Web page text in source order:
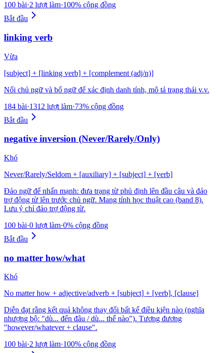
100 bài·2 lượt làm·100% cộng đồng
Bắt đầu
linking verb
Vừa
[subject] + [linking verb] + [complement (adj/n)]
Nối chủ ngữ và bổ ngữ để xác định danh tính, mô tả trạng thái v.v.
184 bài·1312 lượt làm·73% cộng đồng
Bắt đầu
negative inversion (Never/Rarely/Only)
Khó
Never/Rarely/Seldom + [auxiliary] + [subject] + [verb]
Đảo ngữ để nhấn mạnh: đưa trạng từ phủ định lên đầu câu và đảo
trợ động từ lên trước chủ ngữ. Mang tính học thuật cao (band 8).
Lưu ý chỉ đảo trợ động từ.
100 bài·0 lượt làm·0% cộng đồng
Bắt đầu
no matter how/what
Khó
No matter how + adjective/adverb + [subject] + [verb], [clause]
Diễn đạt rằng kết quả không thay đổi bất kể điều kiện nào (nghĩa
nhượng bộ: "dù... đến đâu / dù... thế nào"). Tương đương
"however/whatever + clause".
100 bài·2 lượt làm·100% cộng đồng